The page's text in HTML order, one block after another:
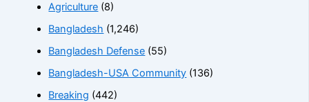
Agriculture (8)
Bangladesh (1,246)
Bangladesh Defense (55)
Bangladesh-USA Community (136)
Breaking (442)